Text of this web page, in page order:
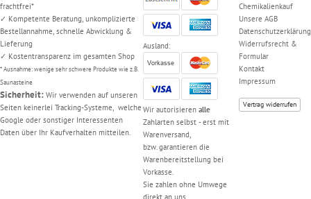
frachtfrei*
✓ Kompetente Beratung, unkomplizierte
Bestellannahme, schnelle Abwicklung &
Lieferung
✓ Kostentransparenz im gesamten Shop
* Ausnahme: wenige sehr schwere Produkte wie z.B.
Saunasteine
Sicherheit: Wir verwenden auf unseren
Seiten keinerlei Tracking-Systeme, welche
Google oder sonstiger Interessenten
Daten über Ihr Kaufverhalten mitteilen.
Ausland:
Wir autorisierenalle
Zahlarten selbst - erst mit
Warenversand,
bzw. garantieren die
Warenbereitstellung bei
Vorkasse.
Sie zahlen ohne Umwege
Chemikalienkauf
Unsere AGB
Datenschutzerklärung
Widerrufsrecht &
Formular
Kontakt
Impressum
Vertrag widerrufen